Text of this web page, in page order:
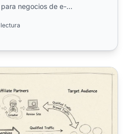
negocios de e-
de Afiliados al Desarrollo de